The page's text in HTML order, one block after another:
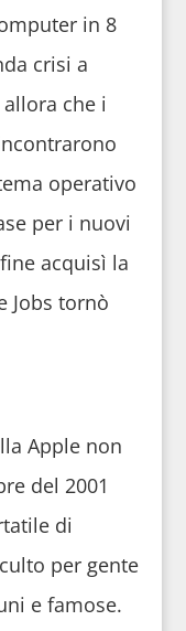
in 8
crisi a
che i
operativo
per i nuovi
acquisì la
Jobs tornò
Apple non
del 2001
di
per gente
e famose.